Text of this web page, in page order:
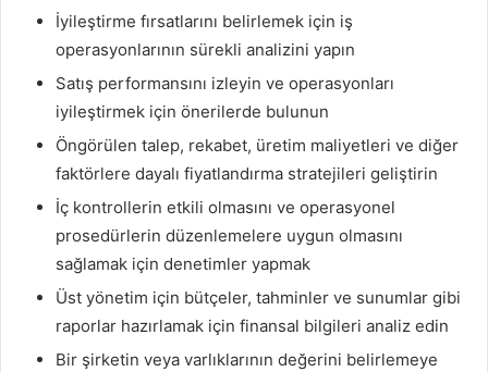
İyileştirme fırsatlarını belirlemek için iş
operasyonlarının sürekli analizini yapın
Satış performansını izleyin ve operasyonları
iyileştirmek için önerilerde bulunun
Öngörülen talep, rekabet, üretim maliyetleri ve diğer
faktörlere dayalı fiyatlandırma stratejileri geliştirin
İç kontrollerin etkili olmasını ve operasyonel
prosedürlerin düzenlemelere uygun olmasını
sağlamak için denetimler yapmak
Üst yönetim için bütçeler, tahminler ve sunumlar gibi
raporlar hazırlamak için finansal bilgileri analiz edin
Bir şirketin veya varlıklarının değerini belirlemeye